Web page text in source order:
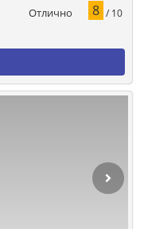
Отлично 8 / 10